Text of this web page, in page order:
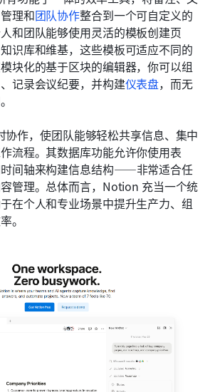
理和团队协作整合到一个可自定义的
和团队能够使用灵活的模板创建页
识库和维基，这些模板可适应不同的
块化的基于区块的编辑器，你可以组
记录会议纪要，并构建仪表盘，而无
作，使团队能够轻松共享信息、集中
流程。其数据库功能允许你使用表
间轴来构建信息结构——非常适合任
管理。总体而言，Notion 充当一个统
在个人和专业场景中提升生产力、组
。